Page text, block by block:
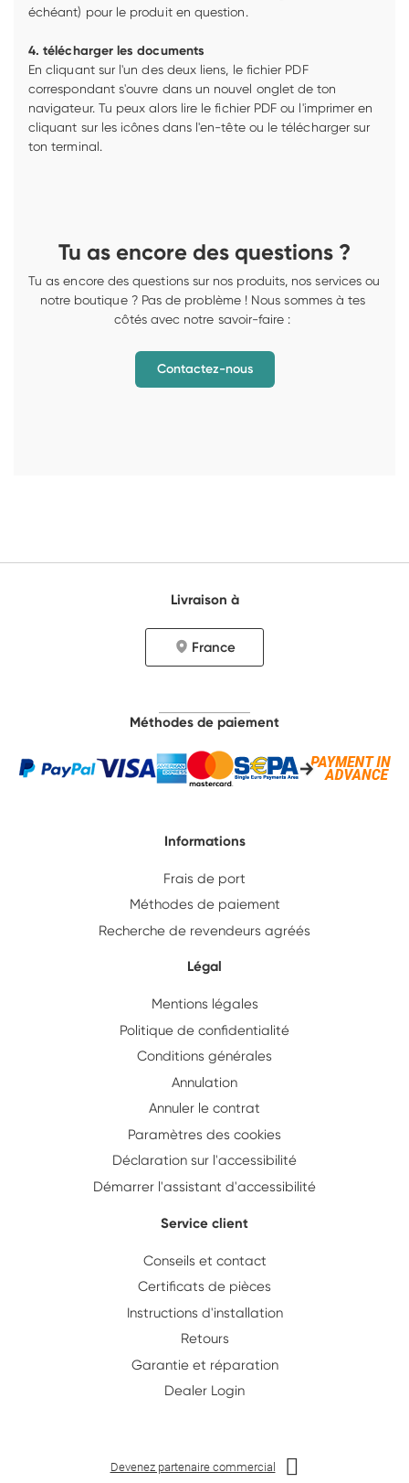
échéant) pour le produit en question.
4. télécharger les documents
En cliquant sur l'un des deux liens, le fichier PDF
correspondant s'ouvre dans un nouvel onglet de ton
navigateur. Tu peux alors lire le fichier PDF ou l'imprimer en
cliquant sur les icônes dans l'en-tête ou le télécharger sur
ton terminal.
Tu as encore des questions ?
Tu as encore des questions sur nos produits, nos services ou
notre boutique ? Pas de problème ! Nous sommes à tes
côtés avec notre savoir-faire :
Contactez-nous
Livraison à
France
Méthodes de paiement
Informations
Frais de port
Méthodes de paiement
Recherche de revendeurs agréés
Légal
Mentions légales
Politique de confidentialité
Conditions générales
Annulation
Annuler le contrat
Paramètres des cookies
Déclaration sur l'accessibilité
Démarrer l'assistant d'accessibilité
Service client
Conseils et contact
Certificats de pièces
Instructions d'installation
Retours
Garantie et réparation
Dealer Login
Devenez partenaire commercial